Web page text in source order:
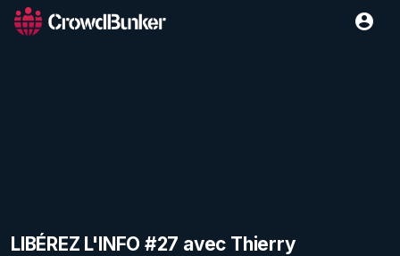
LIBÉREZ L'INFO #27 avec Thierry